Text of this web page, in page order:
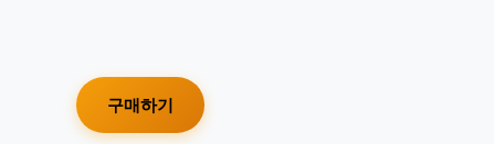
구매하기